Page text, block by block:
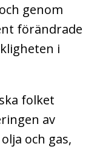
genom
förändrade
i
folket
av
och gas,